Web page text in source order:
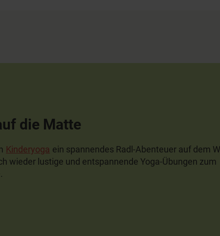
die Matte
Kinderyoga ein spannendes Radl-Abenteuer auf dem
wieder lustige und entspannende Yoga-Übungen zum